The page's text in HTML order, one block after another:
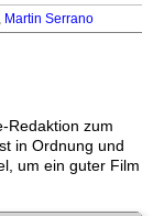
Martin Serrano
-Redaktion zum
in Ordnung und
um ein guter Film